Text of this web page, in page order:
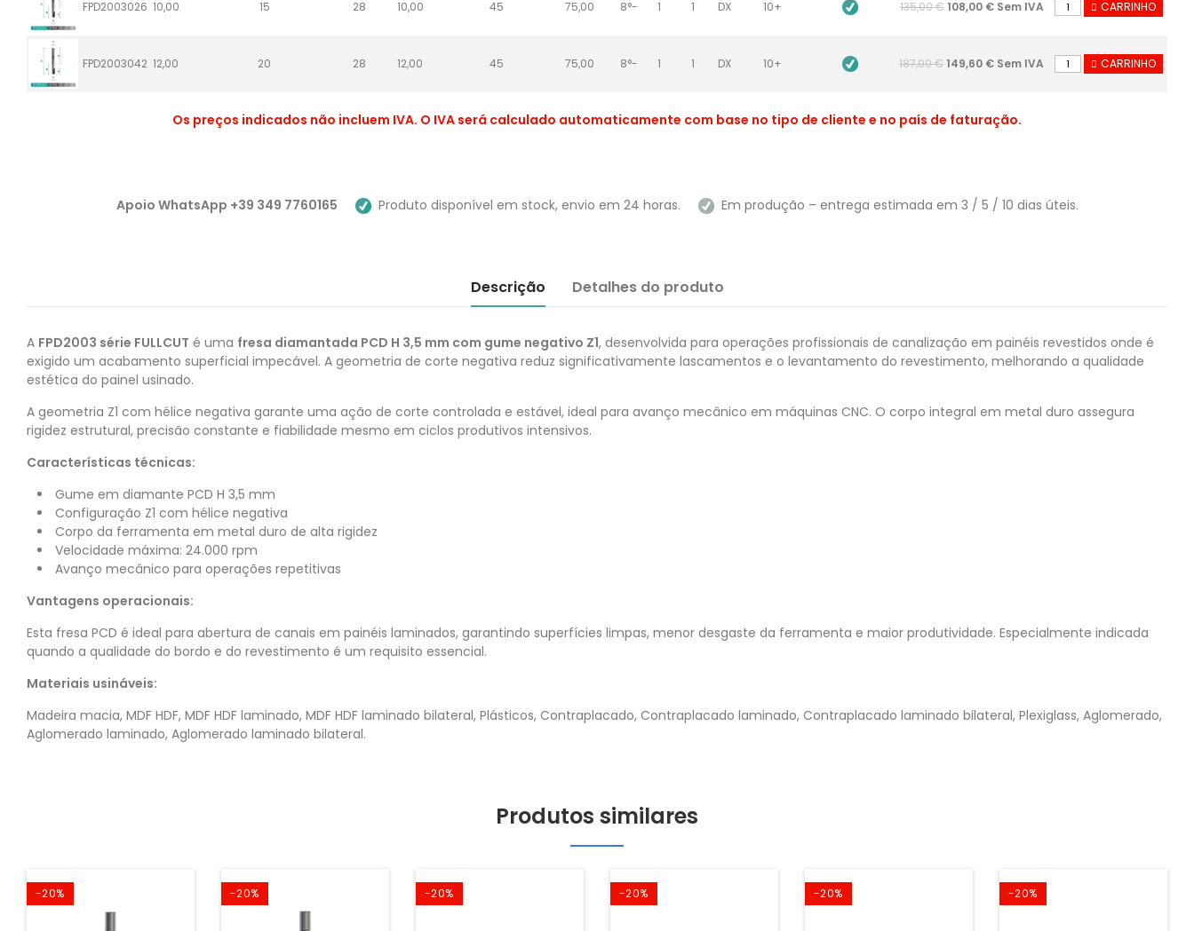
FPD2003026 10,00 15 28 10,00 45 75,00 8°- 1 1 DX 10+ 135,00 € 108,00 € Sem IVA CARRINHO
FPD2003042 12,00 20 28 12,00 45 75,00 8°- 1 1 DX 10+ 187,00 € 149,60 € Sem IVA CARRINHO
Os preços indicados não incluem IVA. O IVA será calculado automaticamente com base no tipo de cliente e no país de faturação.
Apoio WhatsApp +39 349 7760165 Produto disponível em stock, envio em 24 horas. Em produção – entrega estimada em 3 / 5 / 10 dias úteis.
Descrição Detalhes do produto
A FPD2003 série FULLCUT é uma fresa diamantada PCD H 3,5 mm com gume negativo Z1, desenvolvida para operações profissionais de canalização em painéis revestidos onde é
exigido um acabamento superficial impecável. A geometria de corte negativa reduz significativamente lascamentos e o levantamento do revestimento, melhorando a qualidade
estética do painel usinado.
A geometria Z1 com hélice negativa garante uma ação de corte controlada e estável, ideal para avanço mecânico em máquinas CNC. O corpo integral em metal duro assegura
rigidez estrutural, precisão constante e fiabilidade mesmo em ciclos produtivos intensivos.
Características técnicas:
Gume em diamante PCD H 3,5 mm
Configuração Z1 com hélice negativa
Corpo da ferramenta em metal duro de alta rigidez
Velocidade máxima: 24.000 rpm
Avanço mecânico para operações repetitivas
Vantagens operacionais:
Esta fresa PCD é ideal para abertura de canais em painéis laminados, garantindo superfícies limpas, menor desgaste da ferramenta e maior produtividade. Especialmente indicada
quando a qualidade do bordo e do revestimento é um requisito essencial.
Materiais usináveis:
Madeira macia, MDF HDF, MDF HDF laminado, MDF HDF laminado bilateral, Plásticos, Contraplacado, Contraplacado laminado, Contraplacado laminado bilateral, Plexiglass, Aglomerado,
Aglomerado laminado, Aglomerado laminado bilateral.
Produtos similares
-20% -20% -20% -20% -20% -20%